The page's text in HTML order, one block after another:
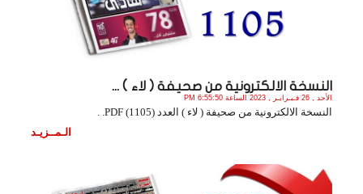
النسخة الالكترونية من صحيفة ( لاء ) ...
الأحد , 26 فـبـرايـر , 2023 الساعة 6:55:50 PM
النسخة الالكترونية من صحيفة ( لاء ) العدد (1105) PDF. .
الـمــزيـد